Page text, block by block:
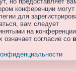
конференции
для
вам следует
на
согласие со